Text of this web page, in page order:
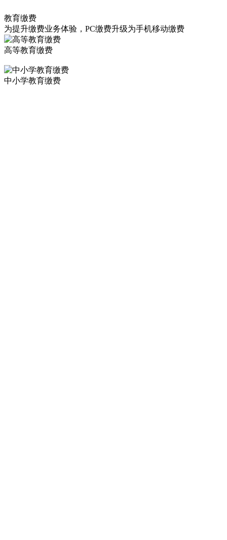
教育缴费
为提升缴费业务体验，PC缴费升级为手机移动缴费
高等教育缴费
中小学教育缴费